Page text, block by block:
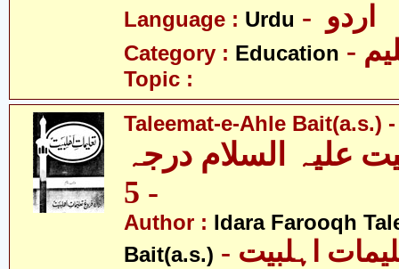
Language : Urdu
Category : Education
Topic :
Taleemat-e-Ahle Bait(a.s.)
علیہ السلام درجہ
- 5
Author : Idara Farooqh
Bait(a.s.) - ادارہ فروغ تعلیمات اہلبیت